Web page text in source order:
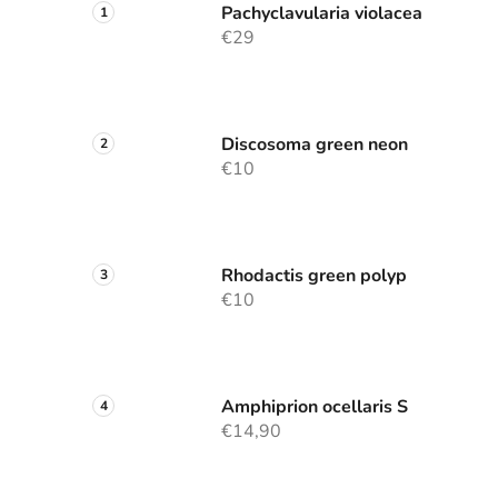
Pachyclavularia violacea
€29
Discosoma green neon
€10
Rhodactis green polyp
€10
Amphiprion ocellaris S
€14,90